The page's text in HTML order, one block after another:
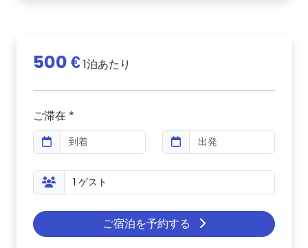
500 €1泊あたり
ご滞在 *
ご宿泊を予約する